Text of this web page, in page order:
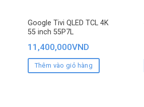
Google Tivi QLED TCL 4K
55 inch 55P7L
11,400,000VND
Thêm vào giỏ hàng